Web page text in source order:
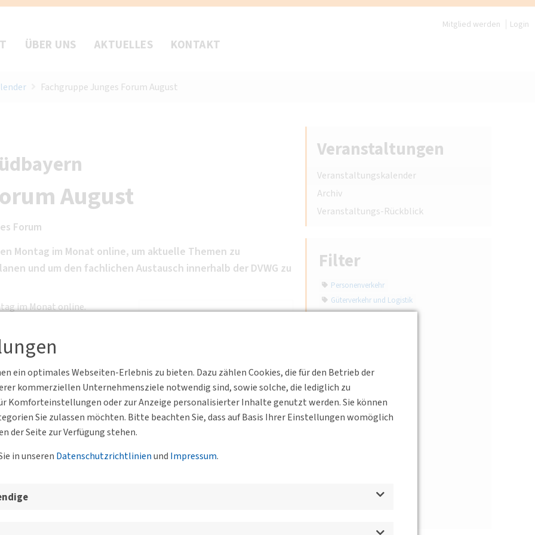
ein optimales Webseiten-Erlebnis zu bieten. Dazu zählen Cookies, die für den Betrieb der
kommerziellen Unternehmensziele notwendig sind, sowie solche, die lediglich zu
Komforteinstellungen oder zur Anzeige personalisierter Inhalte genutzt werden. Sie können
Sie zulassen möchten. Bitte beachten Sie, dass auf Basis Ihrer Einstellungen womöglich
der Seite zur Verfügung stehen.
in unseren Datenschutzrichtlinienund Impressum.
Mitglied werden Login
ÜBER UNS AKTUELLES KONTAKT
Fachgruppe Junges Forum August
August
Forum
Montag im Monat online, um aktuelle Themen zu
und um den fachlichen Austausch innerhalb der DVWG zu
im Monat online.
aktuelle
Austausch innerhalb der DVWG.
der BVs und
Veranstaltungen
Veranstaltungskalender
Archiv
Veranstaltungs-Rückblick
Filter
Personenverkehr
Güterverkehr und Logistik
Straßenverkehr
Verkehrstechnik
Verkehrsinfrastruktur
Verkehrspolitik
Mobilitätsverhalten
Mobilitätsdienstleistungen